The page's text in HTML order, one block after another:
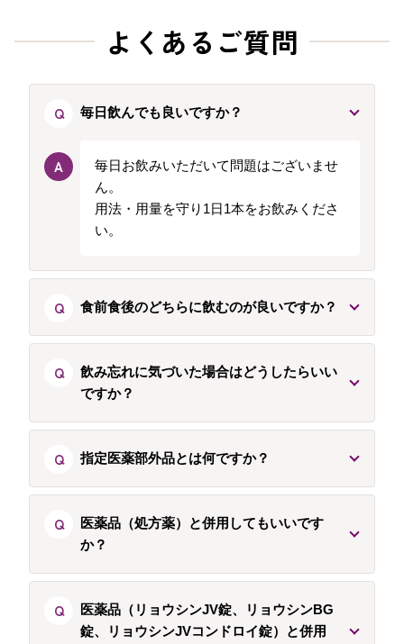
よくあるご質問
Q 毎日飲んでも良いですか？
A
毎日お飲みいただいて問題はございませ
ん。
用法・用量を守り1日1本をお飲みくださ
い。
Q 食前食後のどちらに飲むのが良いですか？
Q
飲み忘れに気づいた場合はどうしたらいい
ですか？
Q 指定医薬部外品とは何ですか？
Q
医薬品（処方薬）と併用してもいいです
か？
Q
医薬品（リョウシンJV錠、リョウシンBG
錠、リョウシンJVコンドロイ錠）と併用